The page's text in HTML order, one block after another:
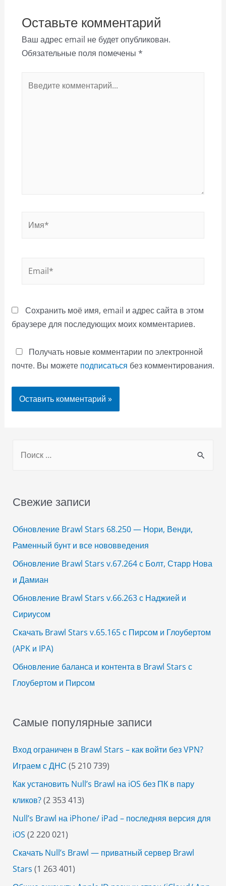
Оставьте комментарий
Ваш адрес email не будет опубликован.
Обязательные поля помечены *
комментарий...
Сохранить моё имя, email и адрес сайта в этом
браузере для последующих моих комментариев.
Получать новые комментарии по электронной
почте. Вы можете подписаться без комментирования.
r
h
f
o
r
:
Свежие записи
Обновление Brawl Stars 68.250 — Нори, Венди,
Раменный бунт и все нововведения
Обновление Brawl Stars v.67.264 с Болт, Старр Нова
и Дамиан
Обновление Brawl Stars v.66.263 с Наджией и
Сириусом
Скачать Brawl Stars v.65.165 с Пирсом и Глоубертом
(APK и IPA)
Обновление баланса и контента в Brawl Stars с
Глоубертом и Пирсом
Самые популярные записи
Вход ограничен в Brawl Stars – как войти без VPN?
Играем с ДНС (5 210 739)
Как установить Null’s Brawl на iOS без ПК в пару
кликов?(2 353 413)
Null’s Brawl на iPhone/ iPad – последняя версия для
iOS (2 220 021)
Скачать Null’s Brawl — приватный сервер Brawl
Stars (1 263 401)